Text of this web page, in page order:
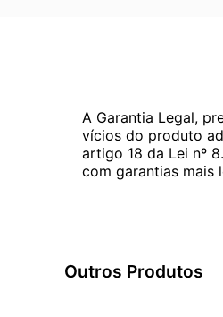
A Garantia Legal,
vícios do produto
artigo 18 da Lei nº
com garantias mais
Outros Produtos